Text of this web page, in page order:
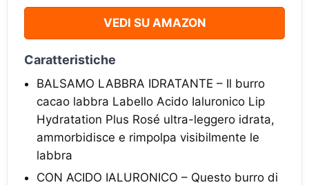
VEDI SU AMAZON
Caratteristiche
BALSAMO LABBRA IDRATANTE – Il burro
cacao labbra Labello Acido Ialuronico Lip
Hydratation Plus Rosé ultra-leggero idrata,
ammorbidisce e rimpolpa visibilmente le
labbra
CON ACIDO IALURONICO – Questo burro di